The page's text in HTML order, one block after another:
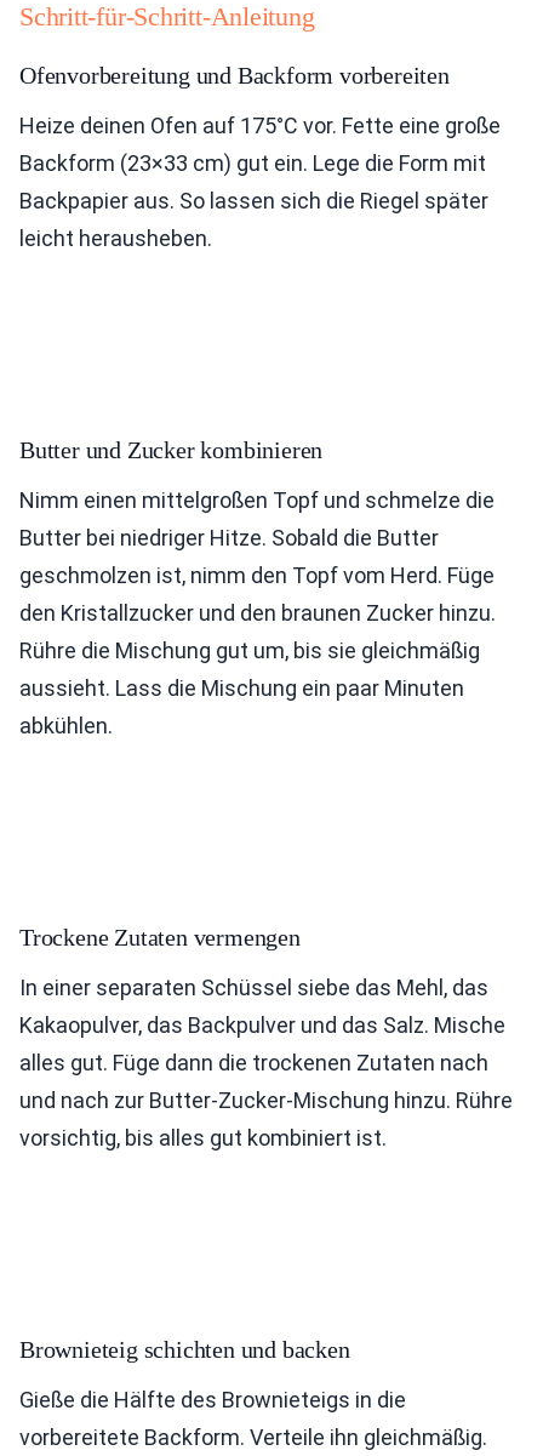
Schritt-für-Schritt-Anleitung
Ofenvorbereitung und Backform vorbereiten
Heize deinen Ofen auf 175°C vor. Fette eine große
Backform (23×33 cm) gut ein. Lege die Form mit
Backpapier aus. So lassen sich die Riegel später
leicht herausheben.
Butter und Zucker kombinieren
Nimm einen mittelgroßen Topf und schmelze die
Butter bei niedriger Hitze. Sobald die Butter
geschmolzen ist, nimm den Topf vom Herd. Füge
den Kristallzucker und den braunen Zucker hinzu.
Rühre die Mischung gut um, bis sie gleichmäßig
aussieht. Lass die Mischung ein paar Minuten
abkühlen.
Trockene Zutaten vermengen
In einer separaten Schüssel siebe das Mehl, das
Kakaopulver, das Backpulver und das Salz. Mische
alles gut. Füge dann die trockenen Zutaten nach
und nach zur Butter-Zucker-Mischung hinzu. Rühre
vorsichtig, bis alles gut kombiniert ist.
Brownieteig schichten und backen
Gieße die Hälfte des Brownieteigs in die
vorbereitete Backform. Verteile ihn gleichmäßig.